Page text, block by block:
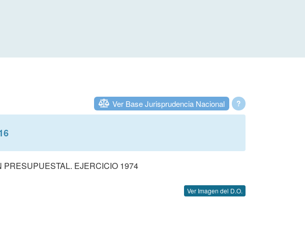
?
Ver Base Jurisprudencia Nacional
EJERCICIO 1974
Ver Imagen del D.O.